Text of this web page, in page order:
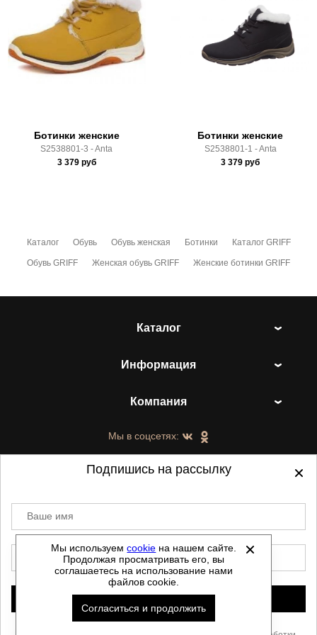
Доставка по России всеми транспортными ТК, а также с
Почтой Росии и СДЭК.
Здесь вы можете более детально ознакомиться с
Ботинки женские
S2538801-3 - Anta
3 379руб
Ботинки женские
S2538801-1 - Anta
3 379 руб
Каталог Обувь Обувь женская Ботинки Каталог GRIFF
Обувь GRIFF Женская обувь GRIFF Женские ботинки GRIFF
Каталог
Информация
Компания
Мы в соцсетях:
©2021-2026 - ShoesTown.ru - все права
защищены.
Данный сайт не является интернет магазином и
не является публичной офертой.
Политика обработки персональных данных
Автоматизировано -
Мы используемcookie на нашем сайте.
Продолжая просматривать его, вы
соглашаетесь на использование нами
файлов cookie.
Согласиться и продолжить
Подпишись на рассылку
Ваше имя